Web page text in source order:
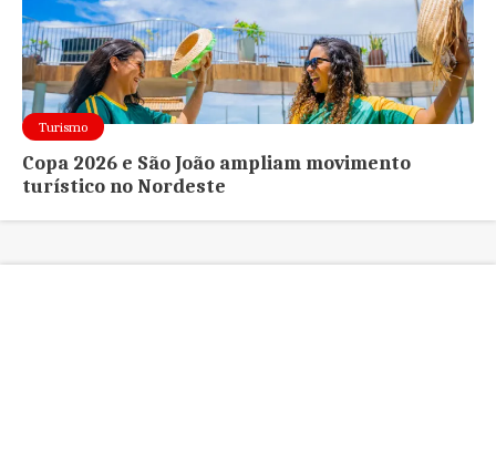
Turismo
Copa 2026 e São João ampliam movimento
turístico no Nordeste